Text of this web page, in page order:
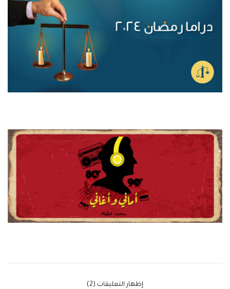
‫إظهار التعليقات (2)